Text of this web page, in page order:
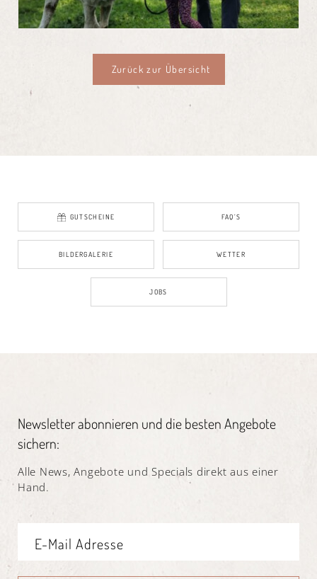
Zurück zur Übersicht
GUTSCHEINE FAQ’S
BILDERGALERIE WETTER
JOBS
Newsletter abonnieren und die besten Angebote
sichern:
Alle News, Angebote und Specials direkt aus einer
Hand.